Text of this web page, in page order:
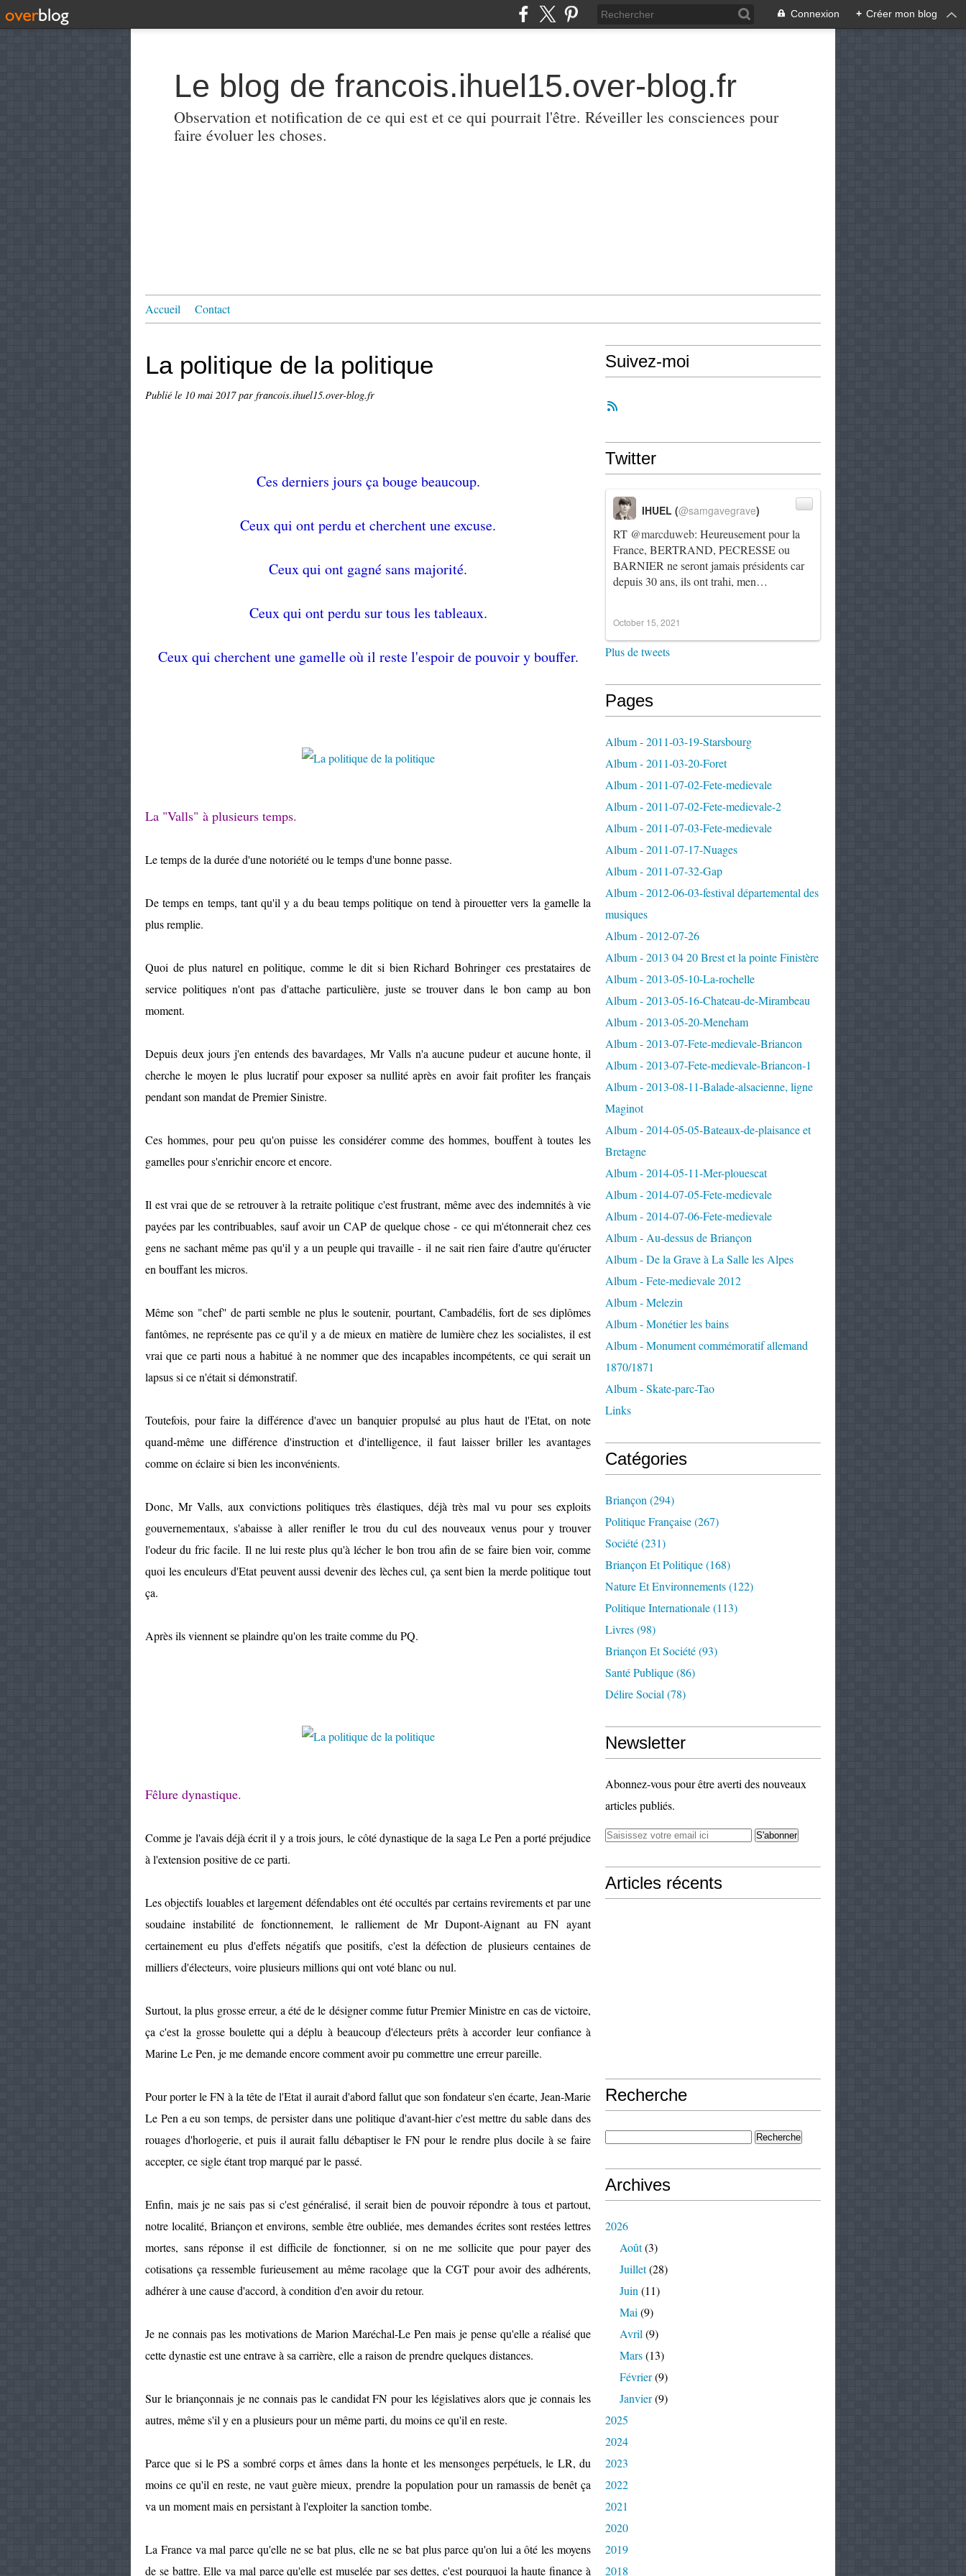
Connexion + Créer mon blog
Le blog de francois.ihuel15.over-blog.fr
Observation et notification de ce qui est et ce qui pourrait l'être. Réveiller les consciences pour
faire évoluer les choses.
Accueil Contact
La politique de la politique
Publié le 10 mai 2017par francois.ihuel15.over-blog.fr
Ces derniers jours ça bouge beaucoup.
Ceux qui ont perdu et cherchent une excuse.
Ceux qui ont gagné sans majorité.
Ceux qui ont perdu sur tous les tableaux.
Ceux qui cherchent une gamelle où il reste l'espoir de pouvoir y bouffer.
La "Valls" à plusieurs temps.
Le temps de la durée d'une notoriété ou le temps d'une bonne passe.
De temps en temps, tant qu'il y a du beau temps politique on tend à pirouetter vers la gamelle la
plus remplie.
Quoi de plus naturel en politique, comme le dit si bien Richard Bohringerces prestataires de
service politiques n'ont pas d'attache particulière, juste se trouver dans le bon camp au bon
moment.
Depuis deux jours j'en entends des bavardages, Mr Valls n'a aucune pudeur et aucune honte, il
cherche le moyen le plus lucratif pour exposer sa nullité après en avoir fait profiter les français
pendant son mandat de Premier Sinistre.
Ces hommes, pour peu qu'on puisse les considérer comme des hommes, bouffent à toutes les
gamelles pour s'enrichir encore et encore.
Il est vrai que de se retrouver à la retraite politique c'est frustrant, même avec des indemnités à vie
payées par les contribuables, sauf avoir un CAP de quelque chose - ce qui m'étonnerait chez ces
gens ne sachant même pas qu'il y a un peuple qui travaille - il ne sait rien faire d'autre qu'éructer
en bouffant les micros.
Même son "chef" de parti semble ne plus le soutenir, pourtant, Cambadélis, fort de ses diplômes
fantômes, ne représente pas ce qu'il y a de mieux en matière de lumière chez les socialistes, il est
vrai que ce parti nous a habitué à ne nommer que des incapables incompétents, ce qui serait un
lapsus si ce n'était si démonstratif.
Toutefois, pour faire la différence d'avec un banquier propulsé au plus haut de l'Etat, on note
quand-même une différence d'instruction et d'intelligence, il faut laisser briller les avantages
comme on éclaire si bien les inconvénients.
Donc, Mr Valls, aux convictions politiques très élastiques, déjà très mal vu pour ses exploits
gouvernementaux, s'abaisse à aller renifler le trou du cul des nouveaux venus pour y trouver
l'odeur du fric facile. Il ne lui reste plus qu'à lécher le bon trou afin de se faire bien voir, comme
quoi les enculeurs d'Etat peuvent aussi devenir des lèches cul, ça sent bien la merde politique tout
ça.
Après ils viennent se plaindre qu'on les traite comme du PQ.
Fêlure dynastique.
Comme je l'avais déjà écrit il y a trois jours, le côté dynastique de la saga Le Pen a porté préjudice
à l'extension positive de ce parti.
Les objectifs louables et largement défendables ont été occultés par certains revirements et par une
soudaine instabilité de fonctionnement, le ralliement de Mr Dupont-Aignant au FN ayant
certainement eu plus d'effets négatifs que positifs, c'est la défection de plusieurs centaines de
milliers d'électeurs, voire plusieurs millions qui ont voté blanc ou nul.
Surtout, la plus grosse erreur, a été de le désigner comme futur Premier Ministre en cas de victoire,
ça c'est la grosse boulette qui a déplu à beaucoup d'électeurs prêts à accorder leur confiance à
Marine Le Pen, je me demande encore comment avoir pu commettre une erreur pareille.
Pour porter le FN à la tête de l'Etat il aurait d'abord fallut que son fondateur s'en écarte, Jean-Marie
Le Pen a eu son temps, de persister dans une politique d'avant-hier c'est mettre du sable dans des
rouages d'horlogerie, et puis il aurait fallu débaptiser le FN pour le rendre plus docile à se faire
accepter, ce sigle étant trop marqué par le passé.
Enfin, mais je ne sais pas si c'est généralisé, il serait bien de pouvoir répondre à tous et partout,
notre localité, Briançon et environs, semble être oubliée, mes demandes écrites sont restées lettres
mortes, sans réponse il est difficile de fonctionner, si on ne me sollicite que pour payer des
cotisations ça ressemble furieusement au même racolage que la CGT pour avoir des adhérents,
adhérer à une cause d'accord, à condition d'en avoir du retour.
Je ne connais pas les motivations de Marion Maréchal-Le Pen mais je pense qu'elle a réalisé que
cette dynastie est une entrave à sa carrière, elle a raison de prendre quelques distances.
Sur le briançonnais je ne connais pas le candidat FN pour les législatives alors que je connais les
autres, même s'il y en a plusieurs pour un même parti, du moins ce qu'il en reste.
Parce que si le PS a sombré corps et âmes dans la honte et les mensonges perpétuels, le LR, du
moins ce qu'il en reste, ne vaut guère mieux, prendre la population pour un ramassis de benêt ça
va un moment mais en persistant à l'exploiter la sanction tombe.
La France va mal parce qu'elle ne se bat plus, elle ne se bat plus parce qu'on lui a ôté les moyens
de se battre. Elle va mal parce qu'elle est muselée par ses dettes, c'est pourquoi la haute finance à
Suivez-moi
Twitter
RT @marcduweb: Heureusement pour la
France, BERTRAND, PECRESSE ou
BARNIER ne seront jamais présidents car
depuis 30 ans, ils ont trahi, men…
IHUEL (@samgavegrave)
October 15, 2021
Plus de tweets
Pages
Album - 2011-03-19-Starsbourg
Album - 2011-03-20-Foret
Album - 2011-07-02-Fete-medievale
Album - 2011-07-02-Fete-medievale-2
Album - 2011-07-03-Fete-medievale
Album - 2011-07-17-Nuages
Album - 2011-07-32-Gap
Album - 2012-06-03-festival départemental des
musiques
Album - 2012-07-26
Album - 2013 04 20 Brest et la pointe Finistère
Album - 2013-05-10-La-rochelle
Album - 2013-05-16-Chateau-de-Mirambeau
Album - 2013-05-20-Meneham
Album - 2013-07-Fete-medievale-Briancon
Album - 2013-07-Fete-medievale-Briancon-1
Album - 2013-08-11-Balade-alsacienne, ligne
Maginot
Album - 2014-05-05-Bateaux-de-plaisance et
Bretagne
Album - 2014-05-11-Mer-plouescat
Album - 2014-07-05-Fete-medievale
Album - 2014-07-06-Fete-medievale
Album - Au-dessus de Briançon
Album - De la Grave à La Salle les Alpes
Album - Fete-medievale 2012
Album - Melezin
Album - Monétier les bains
Album - Monument commémoratif allemand
1870/1871
Album - Skate-parc-Tao
Links
Catégories
Briançon (294)
Politique Française(267)
Société(231)
Briançon Et Politique(168)
Nature Et Environnements(122)
Politique Internationale(113)
Livres(98)
Briançon Et Société(93)
Santé Publique(86)
Délire Social (78)
Newsletter
Abonnez-vous pour être averti des nouveaux
articles publiés.
Articles récents
Recherche
Archives
2026
Août(3)
Juillet(28)
Juin (11)
Mai (9)
Avril (9)
Mars(13)
Février(9)
Janvier(9)
2025
2024
2023
2022
2021
2020
2019
2018